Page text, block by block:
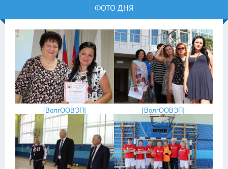
ФОТО ДНЯ
[ВолгООВЭП] [ВолгООВЭП]